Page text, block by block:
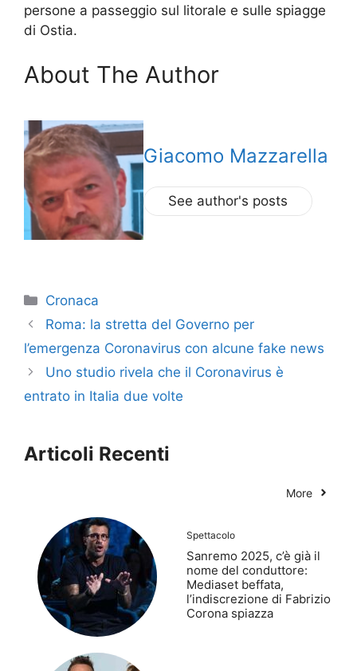
persone a passeggio sul litorale e sulle spiagge
di Ostia.
About The Author
Giacomo Mazzarella
See author's posts
Categorie
Cronaca
Roma: la stretta del Governo per
l’emergenza Coronavirus con alcune fake news
Uno studio rivela che il Coronavirus è
entrato in Italia due volte
Articoli Recenti
More
Spettacolo
Sanremo 2025, c’è già il
nome del conduttore:
Mediaset beffata,
l’indiscrezione di Fabrizio
Corona spiazza